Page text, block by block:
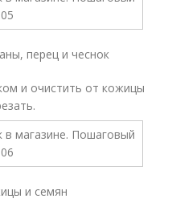
перец и чеснок
и очистить от кожицы
и семян